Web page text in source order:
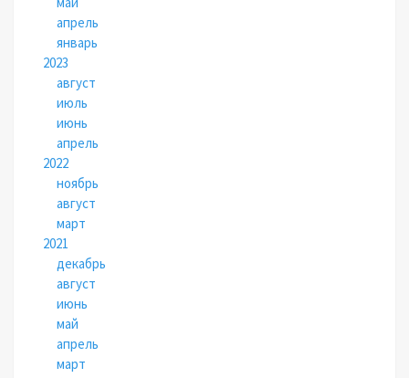
апрель
январь
2023
август
июль
июнь
апрель
2022
ноябрь
август
март
2021
декабрь
август
июнь
май
апрель
март